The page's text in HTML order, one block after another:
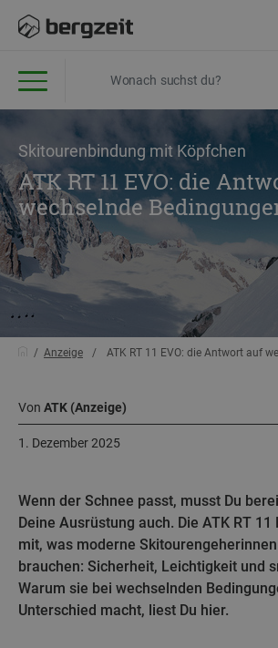
Skitourenbindung mit Köpfchen
ATK RT 11 EVO: die
wechselnde
Anzeige ATK RT 11 EVO: die Antwort auf
Von ATK (Anzeige)
1. Dezember 2025
Wenn der Schnee passt, musst Du
Deine Ausrüstung auch. Die ATK RT 11
mit, was moderne
brauchen: Sicherheit, Leichtigkeit und
Warum sie bei wechselnden
Unterschied macht, liest Du hier.